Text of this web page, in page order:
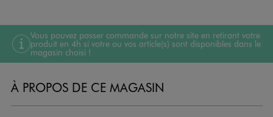
Vous pouvez passer commande sur notre site en retirant votre
produit en 4h si votre ou vos article(s) sont disponibles dans le
magasin choisi !
À PROPOS DE CE MAGASIN